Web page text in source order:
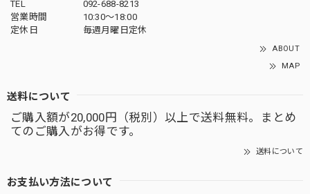
TEL
092-688-8213
営業時間
10:30～18:00
定休日
毎週月曜日定休
ABOUT
MAP
送料について
ご購入額が20,000円（税別）以上で送料無料。まとめ
てのご購入がお得です。
送料について
お支払い方法について